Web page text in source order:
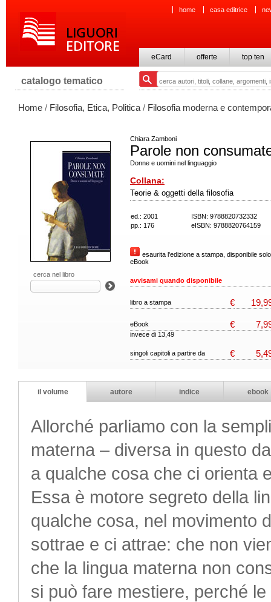
home casa editrice
eCard offerte top ten
catalogo tematico
Home / Filosofia, Etica, Politica / Filosofia moderna e
cerca nel libro
Chiara Zamboni
Parole non
Donne e uomini nel linguaggio
Collana:
Teorie & oggetti della filosofia
ed.: 2001
ISBN: 9788820732332
pp.: 176
eISBN: 9788820764159
esaurita l'edizione a stampa, disponibile
eBook
avvisami quando disponibile
libro a stampa €
eBook €
invece di 13,49
singoli capitoli a partire da €
il volume autore indice ebook
Allorché parliamo con la
materna – diversa in questo
a qualche cosa che ci orienta
Essa è motore segreto della
qualche cosa, nel movimento
sottrae e ci attrae: che non
che la lingua materna non
si può fare mestiere, perché